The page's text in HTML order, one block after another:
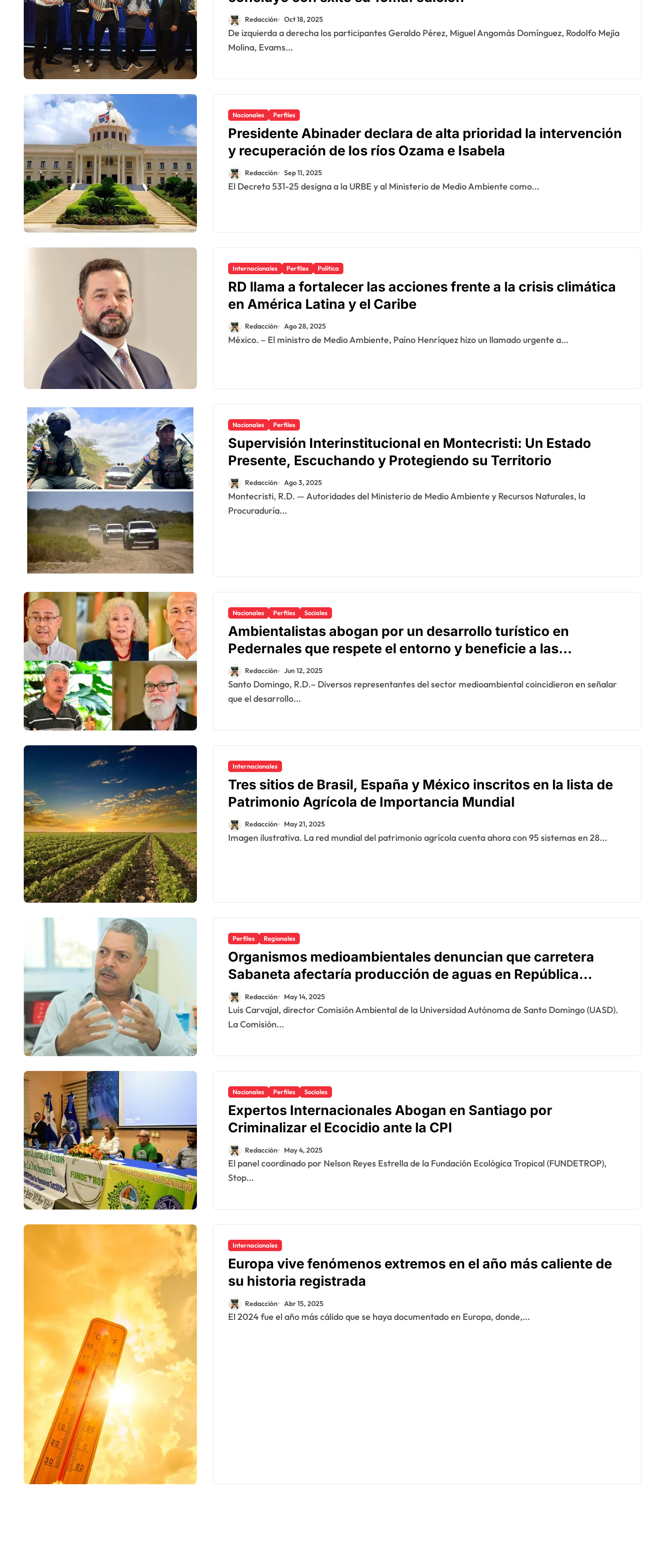
Redacción Oct 18, 2025
De izquierda a derecha los participantes Geraldo Pérez, Miguel Angomás Domínguez, Rodolfo Mejía
Molina, Evams...
Nacionales Perfiles
Presidente Abinader declara de alta prioridad la intervención
y recuperación de los ríos Ozama e Isabela
Redacción Sep 11, 2025
El Decreto 531-25 designa a la URBE y al Ministerio de Medio Ambiente como...
Internacionales Perfiles Política
RD llama a fortalecer las acciones frente a la crisis climática
en América Latina y el Caribe
Redacción Ago 28, 2025
México. – El ministro de Medio Ambiente, Paíno Henríquez hizo un llamado urgente a...
Nacionales Perfiles
Supervisión Interinstitucional en Montecristi: Un Estado
Presente, Escuchando y Protegiendo su Territorio
Redacción Ago 3, 2025
Montecristi, R.D. — Autoridades del Ministerio de Medio Ambiente y Recursos Naturales, la
Procuraduría...
Nacionales Perfiles Sociales
Ambientalistas abogan por un desarrollo turístico en
Pedernales que respete el entorno y beneficie a las
comunidades locales
Redacción Jun 12, 2025
Santo Domingo, R.D.– Diversos representantes del sector medioambiental coincidieron en señalar
que el desarrollo...
Internacionales
Tres sitios de Brasil, España y México inscritos en la lista de
Patrimonio Agrícola de Importancia Mundial
Redacción May 21, 2025
Imagen ilustrativa. La red mundial del patrimonio agrícola cuenta ahora con 95 sistemas en 28...
Perfiles Regionales
Organismos medioambientales denuncian que carretera
Sabaneta afectaría producción de aguas en República
Dominicana
Redacción May 14, 2025
Luis Carvajal, director Comisión Ambiental de la Universidad Autónoma de Santo Domingo (UASD).
La Comisión...
Nacionales Perfiles Sociales
Expertos Internacionales Abogan en Santiago por
Criminalizar el Ecocidio ante la CPI
Redacción May 4, 2025
El panel coordinado por Nelson Reyes Estrella de la Fundación Ecológica Tropical (FUNDETROP),
Stop...
Internacionales
Europa vive fenómenos extremos en el año más caliente de
su historia registrada
Redacción Abr 15, 2025
El 2024 fue el año más cálido que se haya documentado en Europa, donde,...